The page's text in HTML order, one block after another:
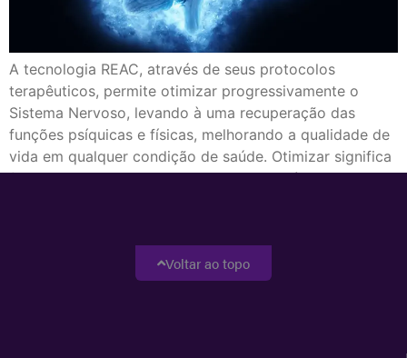
A tecnologia REAC, através de seus protocolos
terapêuticos, permite otimizar progressivamente o
Sistema Nervoso, levando à uma recuperação das
funções psíquicas e físicas, melhorando a qualidade de
vida em qualquer condição de saúde. Otimizar significa
fazer o melhor uso do que se tem disponível. Tudo com
Voltar ao topo